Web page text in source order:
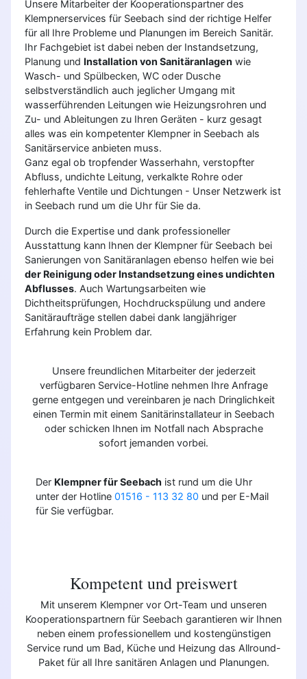
Unsere Mitarbeiter der Kooperationspartner des
Klempnerservices für Seebach sind der richtige Helfer
für all Ihre Probleme und Planungen im Bereich Sanitär.
Ihr Fachgebiet ist dabei neben der Instandsetzung,
Planung und Installation von Sanitäranlagen wie
Wasch- und Spülbecken, WC oder Dusche
selbstverständlich auch jeglicher Umgang mit
wasserführenden Leitungen wie Heizungsrohren und
Zu- und Ableitungen zu Ihren Geräten - kurz gesagt
alles was ein kompetenter Klempner in Seebach als
Sanitärservice anbieten muss.
Ganz egal ob tropfender Wasserhahn, verstopfter
Abfluss, undichte Leitung, verkalkte Rohre oder
fehlerhafte Ventile und Dichtungen - Unser Netzwerk ist
in Seebach rund um die Uhr für Sie da.
Durch die Expertise und dank professioneller
Ausstattung kann Ihnen der Klempner für Seebach bei
Sanierungen von Sanitäranlagen ebenso helfen wie bei
der Reinigung oder Instandsetzung eines undichten
Abflusses. Auch Wartungsarbeiten wie
Dichtheitsprüfungen, Hochdruckspülung und andere
Sanitäraufträge stellen dabei dank langjähriger
Erfahrung kein Problem dar.
Unsere freundlichen Mitarbeiter der jederzeit
verfügbaren Service-Hotline nehmen Ihre Anfrage
gerne entgegen und vereinbaren je nach Dringlichkeit
einen Termin mit einem Sanitärinstallateur in Seebach
oder schicken Ihnen im Notfall nach Absprache
sofort jemanden vorbei.
Der Klempner für Seebach ist rund um die Uhr
unter der Hotline 01516 - 113 32 80 und per E-Mail
für Sie verfügbar.
Kompetent und preiswert
Mit unserem Klempner vor Ort-Team und unseren
Kooperationspartnern für Seebach garantieren wir Ihnen
neben einem professionellem und kostengünstigen
Service rund um Bad, Küche und Heizung das Allround-
Paket für all Ihre sanitären Anlagen und Planungen.